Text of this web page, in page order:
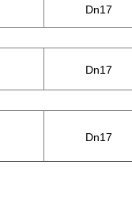
Dn17
Dn17
Dn17